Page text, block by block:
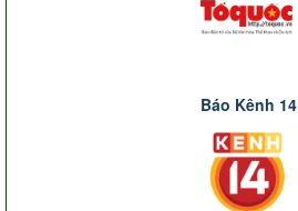
Báo Kênh 14